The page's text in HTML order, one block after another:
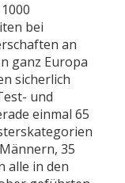
bei
an
ganz Europa
sicherlich
und
einmal 65
35
alle in den